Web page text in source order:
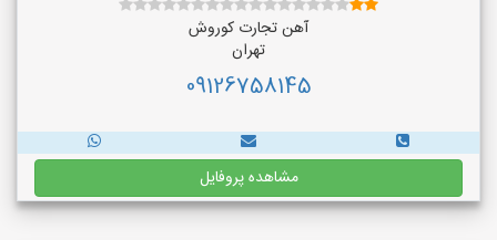
آهن تجارت کوروش
تهران
09126758145
مشاهده پروفایل